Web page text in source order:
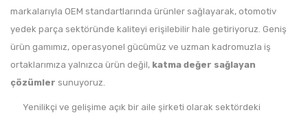
markalarıyla OEM standartlarında ürünler sağlayarak, otomotiv
yedek parça sektöründe kaliteyi erişilebilir hale getiriyoruz. Geniş
ürün gamımız, operasyonel gücümüz ve uzman kadromuzla iş
ortaklarımıza yalnızca ürün değil, katma değer sağlayan
çözümler sunuyoruz.
Yenilikçi ve gelişime açık bir aile şirketi olarak sektördeki